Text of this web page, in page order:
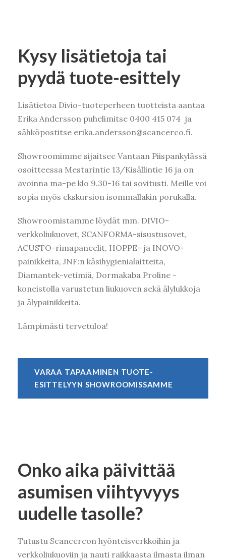
Kysy lisätietoja tai
pyydä tuote-esittely
Lisätietoa Divio-tuoteperheen tuotteista aantaa
Erika Andersson puhelimitse 0400 415 074 ja
sähköpostitse erika.andersson@scancerco.fi.
Showroomimme sijaitsee Vantaan Piispankylässä
osoitteessa Mestarintie 13/Kisällintie 16 ja on
avoinna ma-pe klo 9.30-16 tai sovitusti. Meille voi
sopia myös ekskursion isommallakin porukalla.
Showroomistamme löydät mm. DIVIO-
verkkoliukuovet, SCANFORMA-sisustusovet,
ACUSTO-rimapaneelit, HOPPE- ja INOVO-
painikkeita, JNF:n käsihygienialaitteita,
Diamantek-vetimiä, Dormakaba Proline -
koneistolla varustetun liukuoven sekä älylukkoja
ja älypainikkeita.
Lämpimästi tervetuloa!
VARAA TAPAAMINEN TUOTE-
ESITTELYYN SHOWROOMISSAMME
Onko aika päivittää
asumisen viihtyvyys
uudelle tasolle?
Tutustu Scancercon hyönteisverkkoihin ja
verkkoliukuoviin ja nauti raikkaasta ilmasta ilman